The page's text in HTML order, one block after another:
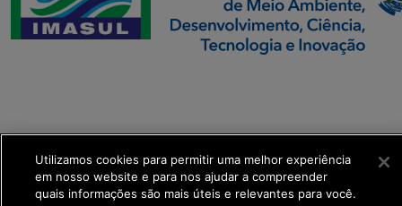
get_footer();
Utilizamos cookies para permitir uma melhor experiência
em nosso website e para nos ajudar a compreender
quais informações são mais úteis e relevantes para você.